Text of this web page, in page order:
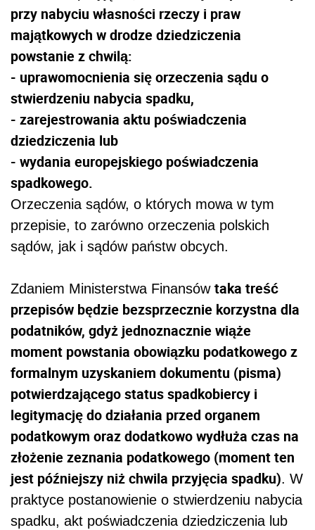
przy nabyciu własności rzeczy i praw
majątkowych w drodze dziedziczenia
powstanie z chwilą:
- uprawomocnienia się orzeczenia sądu o
stwierdzeniu nabycia spadku,
- zarejestrowania aktu poświadczenia
dziedziczenia lub
- wydania europejskiego poświadczenia
spadkowego.
Orzeczenia sądów, o których mowa w tym
przepisie, to zarówno orzeczenia polskich
sądów, jak i sądów państw obcych.
Zdaniem Ministerstwa Finansów taka treść
przepisów będzie bezsprzecznie korzystna dla
podatników, gdyż jednoznacznie wiąże
moment powstania obowiązku podatkowego z
formalnym uzyskaniem dokumentu (pisma)
potwierdzającego status spadkobiercy i
legitymację do działania przed organem
podatkowym oraz dodatkowo wydłuża czas na
złożenie zeznania podatkowego (moment ten
jest późniejszy niż chwila przyjęcia spadku). W
praktyce postanowienie o stwierdzeniu nabycia
spadku, akt poświadczenia dziedziczenia lub